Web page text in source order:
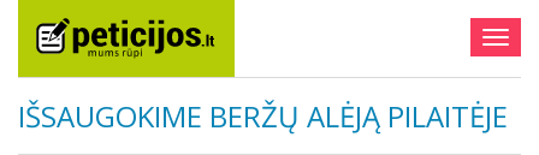
IŠSAUGOKIME BERŽŲ ALĖJĄ PILAITĖJE